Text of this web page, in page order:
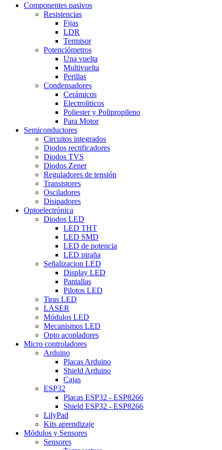
Componentes pasivos
Resistencias
Fijas
LDR
Termisor
Potenciómetros
Una vuelta
Multivuelta
Perillas
Condensadores
Cerámicos
Electroliticos
Poliester y Polipropileno
Para Motor
Semiconductores
Circuitos integrados
Diodos rectificadores
Diodos TVS
Diodos Zener
Reguladores de tensión
Transistores
Osciladores
Disipadores
Optoelectrónica
Diodos LED
LED THT
LED SMD
LED de potencia
LED piraña
Señalizacion LED
Display LED
Pantallas
Pilotos LED
Tiras LED
LASER
Módulos LED
Mecanismos LED
Opto acopladores
Micro controladores
Arduino
Placas Arduino
Shield Arduino
Cajas
ESP32
Placas ESP32 - ESP8266
Shield ESP32 - ESP8266
LilyPad
Kits aprendizaje
Módulos y Sensores
Sensores